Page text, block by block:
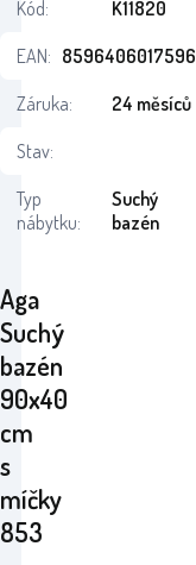
Aga
Suchý
bazén
90x40
cm
s
míčky
853
Kód:
K11820
EAN: 8596406017596
Záruka:
24 měsíců
Stav:
Typ
nábytku:
Suchý
bazén